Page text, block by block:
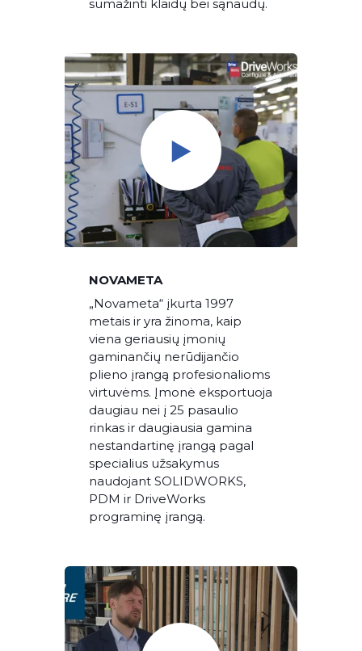
sumažinti klaidų bei sąnaudų.
NOVAMETA
„Novameta“ įkurta 1997
metais ir yra žinoma, kaip
viena geriausių įmonių
gaminančių nerūdijančio
plieno įrangą profesionalioms
virtuvėms. Įmonė eksportuoja
daugiau nei į 25 pasaulio
rinkas ir daugiausia gamina
nestandartinę įrangą pagal
specialius užsakymus
naudojant SOLIDWORKS,
PDM ir DriveWorks
programinę įrangą.